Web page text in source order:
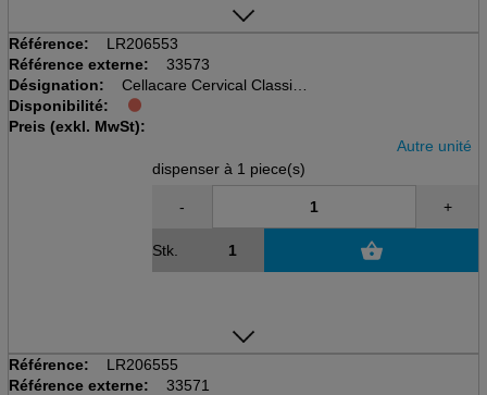
Référence:
LR206553
Référence externe:
33573
Désignation:
Cellacare Cervical Classic
disp à 1 pcs, taille 2, 7.5cm
Tour de cou 34-42cm
Disponibilité:
Preis (exkl. MwSt):
Autre unité
dispenser à 1 piece(s)
- +
Stk.
Référence:
LR206555
Référence externe:
33571